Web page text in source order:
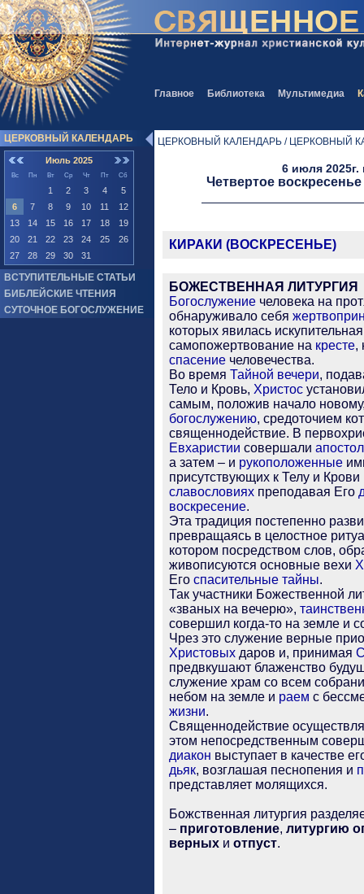
Главное Библиотека Мультимедиа
ЦЕРКОВНЫЙ КАЛЕНДАРЬ
Июль 2025
Вс Пн Вт Ср Чт Пт Сб
1 2 3 4
5
6
7 8 9 10 11
12
13
14 15 16 17 18
19
20
21 22 23 24 25
26
27
28 29 30 31
ВСТУПИТЕЛЬНЫЕ СТАТЬИ
БИБЛЕЙСКИЕ ЧТЕНИЯ
СУТОЧНОЕ БОГОСЛУЖЕНИЕ
ЦЕРКОВНЫЙ КАЛЕНДАРЬ / ЦЕРКОВНЫЙ
6 июля 2025г.
Четвертое
КИРАКИ (ВОСКРЕСЕНЬЕ)
БОЖЕСТВЕННАЯ ЛИТУРГИЯ
Богослужение человека на
обнаруживало себя
которых явилась
самопожертвование на кресте,
спасение человечества.
Во время Тайной вечери,
Тело и Кровь, Христос
самым, положив начало
богослужению, средоточием
священнодействие. В
Евхаристии совершали
а затем – и рукоположенные
присутствующих к Телу и
славословиях преподавая Его
воскресение.
Эта традиция постепенно
превращаясь в целостное
котором посредством слов,
живописуются основные вехи
Его спасительные тайны.
Так участники Божественной
«званых на вечерю»,
совершил когда-то на земле и
Чрез это служение верные
Христовых даров и, принимая
предвкушают блаженство
служение храм со всем
небом на земле и раем с
жизни.
Священнодействие
этом непосредственным
диакон выступает в качестве
дьяк, возглашая песнопения и
представляет молящихся.
Божственная литургия
– приготовление, литургию
верных и отпуст.